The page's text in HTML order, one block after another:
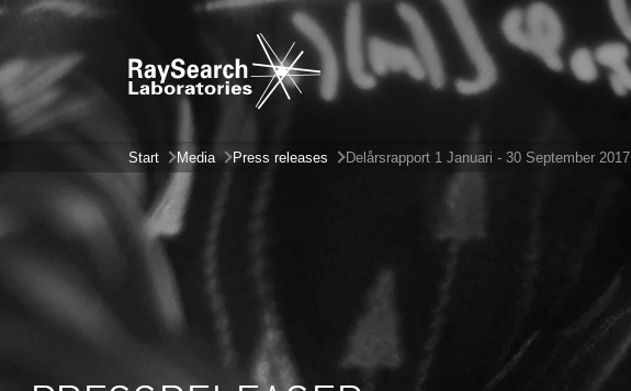
Start Media Press releases Delårsrapport 1 Januari - 30 September 2017